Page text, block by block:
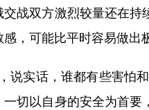
战双方激烈较量还在
，可能比平时容易做
说实话，谁都有些害怕
切以自身的安全为首